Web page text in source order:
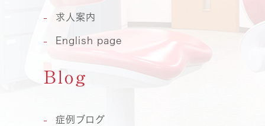
求人案内
English page
Blog
症例ブログ